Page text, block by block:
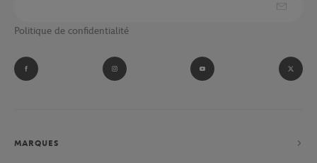
Politique de confidentialité
MARQUES